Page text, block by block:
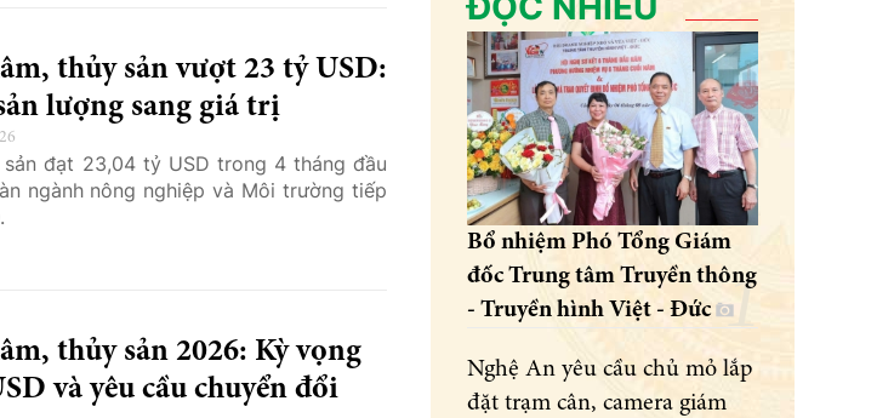
thủy sản vượt 23 tỷ USD:
lượng sang giá trị
đạt 23,04 tỷ USD trong 4 tháng đầu
ngành nông nghiệp và Môi trường tiếp
thủy sản 2026: Kỳ vọng
và yêu cầu chuyển đổi
Bổ nhiệm Phó Tổng Giám
đốc Trung tâm Truyền thông
- Truyền hình Việt - Đức
Nghệ An yêu cầu chủ mỏ lắp
đặt trạm cân, camera giám